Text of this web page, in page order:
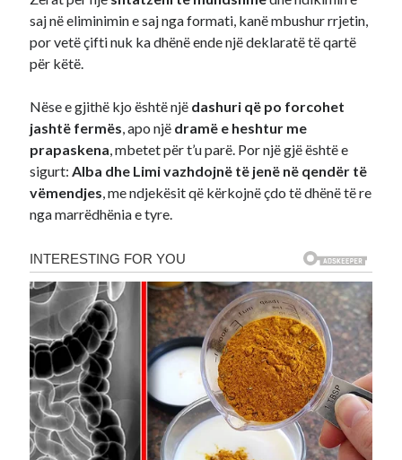
saj në eliminimin e saj nga formati, kanë mbushur rrjetin,
por vetë çifti nuk ka dhënë ende një deklaratë të qartë
për këtë.
Nëse e gjithë kjo është një dashuri që po forcohet
jashtë fermës, apo një dramë e heshtur me
prapaskena, mbetet për t’u parë. Por një gjë është e
sigurt:Alba dhe Limi vazhdojnë të jenë në qendër të
vëmendjes, me ndjekësit që kërkojnë çdo të dhënë të re
nga marrëdhënia e tyre.